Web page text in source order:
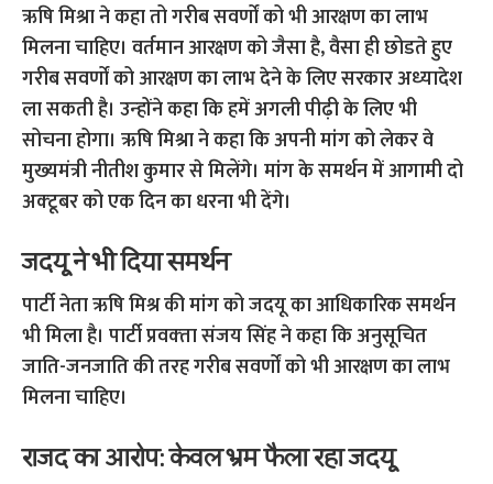
ऋषि मिश्रा ने कहा तो गरीब सवर्णों को भी आरक्षण का लाभ
मिलना चाहिए। वर्तमान आरक्षण को जैसा है, वैसा ही छोडते हुए
गरीब सवर्णों को आरक्षण का लाभ देने क‍े लिए सरकार अध्‍यादेश
ला सकती है। उन्‍होंने कहा कि हमें अगली पीढ़ी के लिए भी
सोचना होगा। ऋषि मिश्रा ने कहा कि अपनी मांग को लेकर वे
मुख्‍यमंत्री नीतीश कुमार से मिलेंगे। मांग के समर्थन में आगामी दो
अक्‍टूबर को एक दिन का धरना भी देंगे।
जदयू ने भी दिया समर्थन
पार्टी नेता ऋषि मिश्र की मांग को जदयू का आधिकारिक समर्थन
भी मिला है। पार्टी प्रवक्‍ता संजय सिंह ने कहा कि अनुसूचित
जाति-जनजाति की तरह गरीब सवर्णों को भी आरक्षण का लाभ
मिलना चाहिए।
राजद का आरोप: केवल भ्रम फैला रहा जदयू